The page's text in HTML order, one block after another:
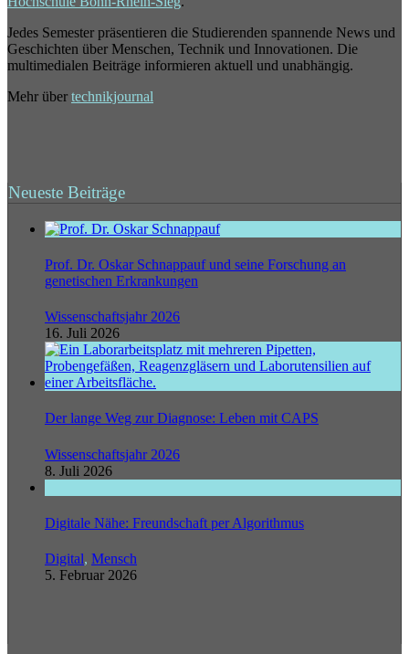
Jedes Semester präsentieren die Studierenden spannende News und
Geschichten über Menschen, Technik und Innovationen. Die
multimedialen Beiträge informieren aktuell und unabhängig.
Mehr über technikjournal
Neueste Beiträge
Prof. Dr. Oskar Schnappauf und seine Forschung an
genetischen Erkrankungen
Wissenschaftsjahr 2026
16. Juli 2026
Der lange Weg zur Diagnose: Leben mit CAPS
Wissenschaftsjahr 2026
8. Juli 2026
Digitale Nähe: Freundschaft per Algorithmus
Digital, Mensch
5. Februar 2026